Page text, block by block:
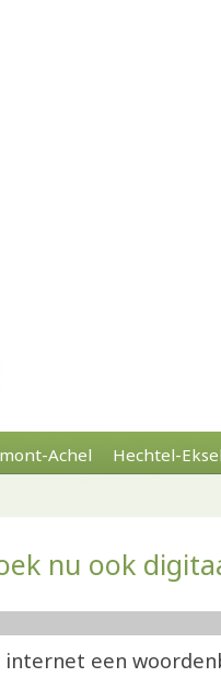
Achel Hechtel-
nu ook
een